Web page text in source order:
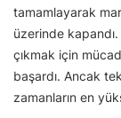
tamamlayarak
üzerinde
çıkmak için
başardı. Ancak
zamanların en